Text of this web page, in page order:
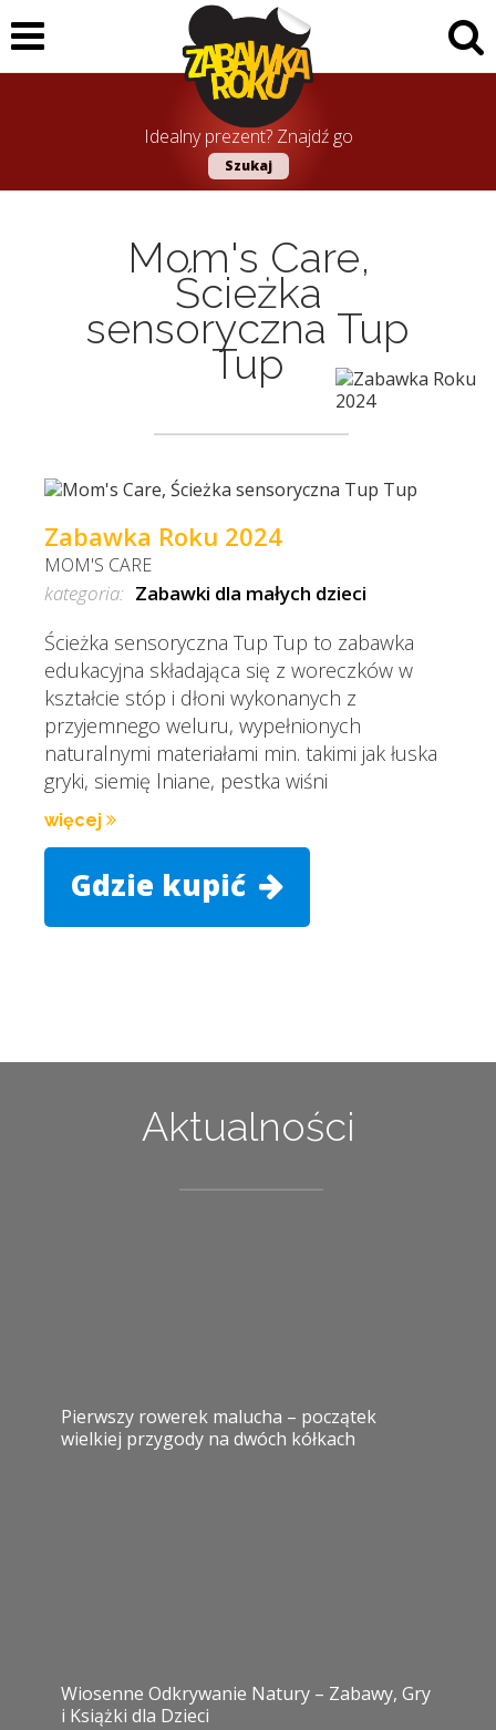
Idealny prezent? Znajdź go
Szukaj
Mom's Care,
Ścieżka
sensoryczna Tup
Tup
Zabawka Roku 2024
MOM'S CARE
kategoria: Zabawki dla małych dzieci
Ścieżka sensoryczna Tup Tup to zabawka
edukacyjna składająca się z woreczków w
kształcie stóp i dłoni wykonanych z
przyjemnego weluru, wypełnionych
naturalnymi materiałami min. takimi jak łuska
gryki, siemię lniane, pestka wiśni
więcej
Gdzie kupić
Aktualności
Pierwszy rowerek malucha – początek
wielkiej przygody na dwóch kółkach
Wiosenne Odkrywanie Natury – Zabawy, Gry
i Książki dla Dzieci